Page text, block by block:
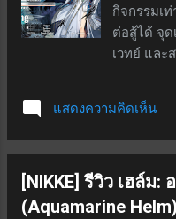
กิจกรรมเ
ต่อสู้ได้ จุ
เวทย์ และ
ได้ 3 ตัว
เปลี่ยนแป
เมื่อมังกร
สามารถทั
ใช้) - หลอ
แสดงความคิดเห็น
[NIKKE] รีวิว เฮล์ม:
(Aquamarine Helm)